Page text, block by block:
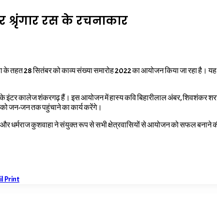
रस के रचनाकार
के तहत 28 सितंबर को काव्य संख्या समारोह 2022 का आयोजन किया जा रहा है।
कालेज शंकरगढ़ हैं। इस आयोजन में हास्य कवि बिहारीलाल अंबर, शिवशंकर
को जन-जन तक पहुंचाने का कार्य करेंगे।
धर्मराज कुशवाहा ने संयुक्त रूप से सभी क्षेत्रवासियों से आयोजन को सफल बनाने
Print